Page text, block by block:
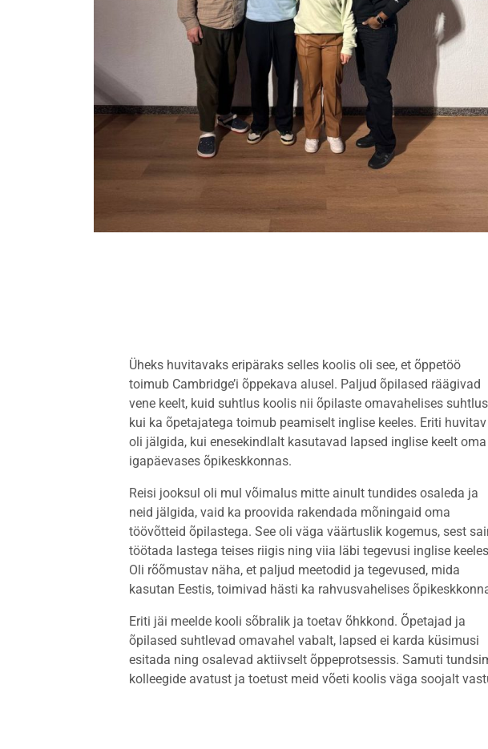
Üheks huvitavaks eripäraks selles koolis oli see, et õppetöö
toimub Cambridge’i õppekava alusel. Paljud õpilased räägivad
vene keelt, kuid suhtlus koolis nii õpilaste omavahelises
kui ka õpetajatega toimub peamiselt inglise keeles. Eriti huvitav
oli jälgida, kui enesekindlalt kasutavad lapsed inglise keelt oma
igapäevases õpikeskkonnas.
Reisi jooksul oli mul võimalus mitte ainult tundides osaleda ja
neid jälgida, vaid ka proovida rakendada mõningaid oma
töövõtteid õpilastega. See oli väga väärtuslik kogemus, sest
töötada lastega teises riigis ning viia läbi tegevusi inglise
Oli rõõmustav näha, et paljud meetodid ja tegevused, mida
kasutan Eestis, toimivad hästi ka rahvusvahelises
Eriti jäi meelde kooli sõbralik ja toetav õhkkond. Õpetajad ja
õpilased suhtlevad omavahel vabalt, lapsed ei karda küsimusi
esitada ning osalevad aktiivselt õppeprotsessis. Samuti
kolleegide avatust ja toetust meid võeti koolis väga soojalt